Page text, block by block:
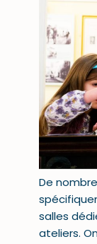
De
salles
ateliers.